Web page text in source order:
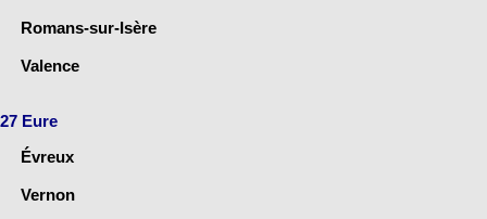
Romans-sur-Isère
Valence
27 Eure
Évreux
Vernon